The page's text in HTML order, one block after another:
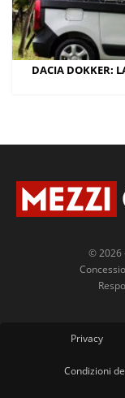
DACIA DOKKER:
© 2026
Privacy
Condizioni